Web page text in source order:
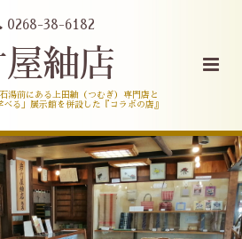
0268-38-6182
屋紬店
湯前にある上田紬（つむぎ）専門店と
べる」展示館を併設した『コラボの店』